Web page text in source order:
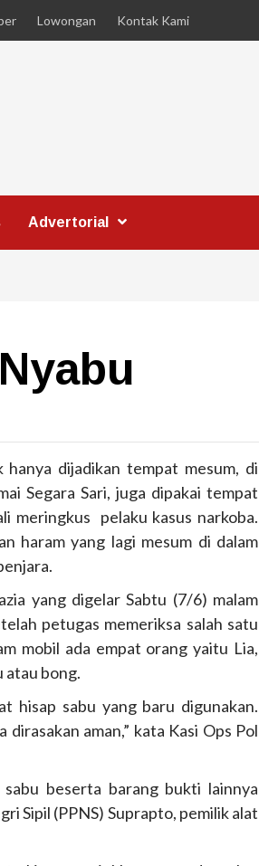
Lowongan Kontak Kami
Advertorial
dijadikan tempat mesum, di
Segara Sari, juga dipakai tempat
meringkus pelaku kasus narkoba.
haram yang lagi mesum di dalam
yang digelar Sabtu (7/6) malam
petugas memeriksa salah satu
mobil ada empat orang yaitu Lia,
atau bong.
hisap sabu yang baru digunakan.
aman,” kata Kasi Ops Pol
beserta barang bukti lainnya
Sipil (PPNS) Suprapto, pemilik alat